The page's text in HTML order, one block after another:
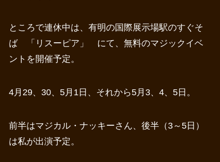
ところで連休中は、有明の国際展示場駅のすぐそ
ば 「リスーピア」 にて、無料のマジックイベ
ントを開催予定。
4月29、30、5月1日、それから5月3、4、5日。
前半はマジカル・ナッキーさん、後半（3～5日）
は私が出演予定。